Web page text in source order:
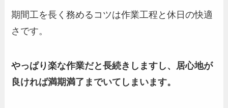
期間工を長く務めるコツは作業工程と休日の快適
さです。
やっぱり楽な作業だと長続きしますし、居心地が
良ければ満期満了までいてしまいます。